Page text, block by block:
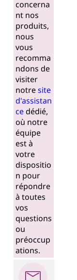
concerna
nt nos
produits,
nous
vous
recomma
ndons de
visiter
notresite
d'assistan
cedédié,
où notre
équipe
est à
votre
dispositio
n pour
répondre
à toutes
vos
questions
ou
préoccup
ations.